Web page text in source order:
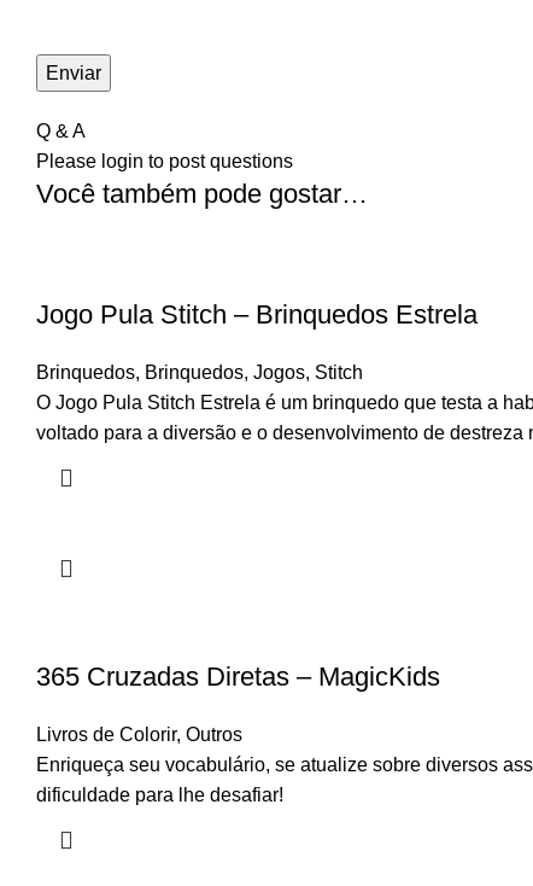
Q & A
Please login to post questions
Você também pode gostar…
Jogo Pula Stitch – Brinquedos Estrela
Brinquedos, Brinquedos, Jogos, Stitch
O Jogo Pula Stitch Estrela é um brinquedo que testa a
voltado para a diversão e o desenvolvimento de destreza
365 Cruzadas Diretas – MagicKids
Livros de Colorir, Outros
Enriqueça seu vocabulário, se atualize sobre diversos
dificuldade para lhe desafiar!